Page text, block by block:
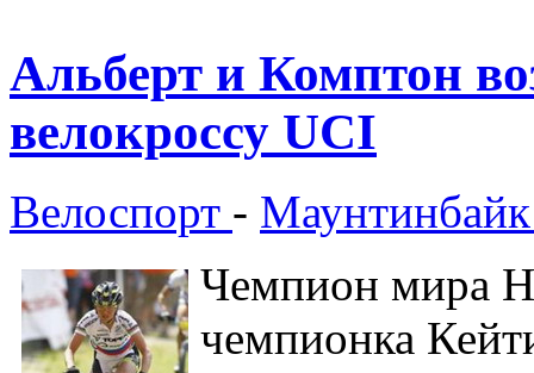
Альберт и Комптон
велокроссу UCI
Велоспорт -
Чемпион мира
чемпионка